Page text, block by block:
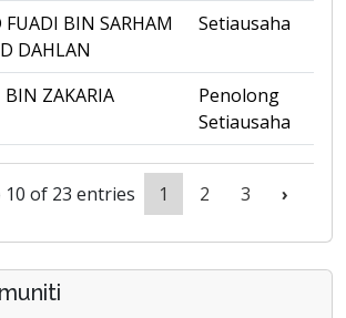
BIN SARHAM
DAHLAN
Setiausaha
BIN ZAKARIA
Penolong
Setiausaha
of 23 entries 1 2 3 ›